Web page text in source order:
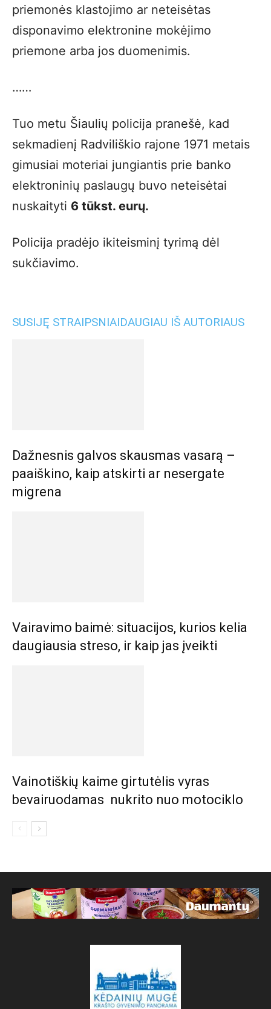
priemonės klastojimo ar neteisėtas
disponavimo elektronine mokėjimo
priemone arba jos duomenimis.
……
Tuo metu Šiaulių policija pranešė, kad
sekmadienį Radviliškio rajone 1971 metais
gimusiai moteriai jungiantis prie banko
elektroninių paslaugų buvo neteisėtai
nuskaityti 6 tūkst. eurų.
Policija pradėjo ikiteisminį tyrimą dėl
sukčiavimo.
SUSIJĘ STRAIPSNIAIDAUGIAU IŠ AUTORIAUS
Dažnesnis galvos skausmas vasarą –
paaiškino, kaip atskirti ar nesergate
migrena
Vairavimo baimė: situacijos, kurios kelia
daugiausia streso, ir kaip jas įveikti
Vainotiškių kaime girtutėlis vyras
bevairuodamas nukrito nuo motociklo